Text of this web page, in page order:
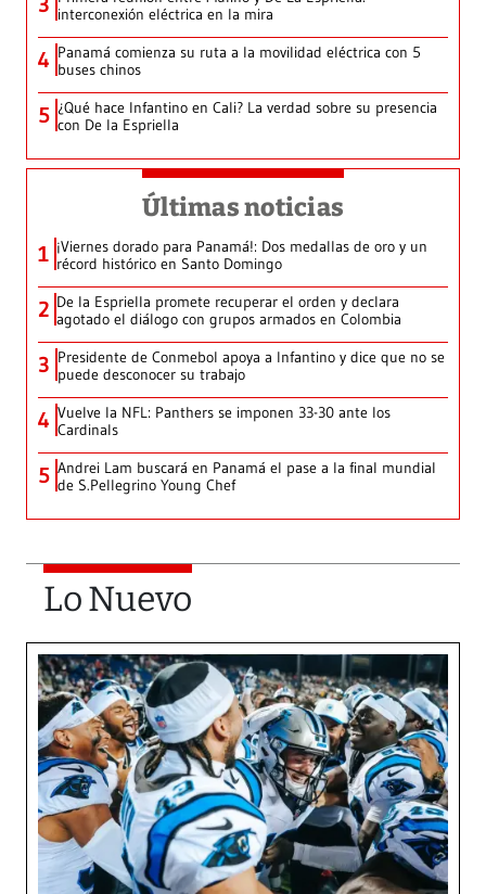
interconexión eléctrica en la mira
4 Panamá comienza su ruta a la movilidad eléctrica con 5
buses chinos
5 ¿Qué hace Infantino en Cali? La verdad sobre su presencia
con De la Espriella
Últimas noticias
1 ¡Viernes dorado para Panamá!: Dos medallas de oro y un
récord histórico en Santo Domingo
2 De la Espriella promete recuperar el orden y declara
agotado el diálogo con grupos armados en Colombia
3 Presidente de Conmebol apoya a Infantino y dice que no se
puede desconocer su trabajo
4 Vuelve la NFL: Panthers se imponen 33-30 ante los
Cardinals
5 Andrei Lam buscará en Panamá el pase a la final mundial
de S.Pellegrino Young Chef
Lo Nuevo